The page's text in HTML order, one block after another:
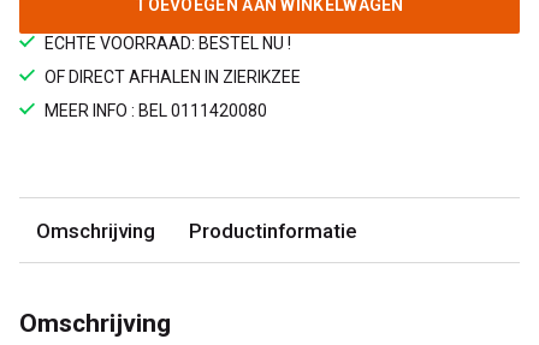
TOEVOEGEN AAN WINKELWAGEN
ECHTE VOORRAAD: BESTEL NU !
OF DIRECT AFHALEN IN ZIERIKZEE
MEER INFO : BEL 0111420080
Omschrijving Productinformatie
Omschrijving